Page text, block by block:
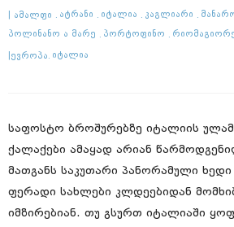
Ამალფი Ატრანი Იტალია Კაგლიარი
Პოლინანო Ა Მარე Პორტოფინო
Ევროპა Იტალია
საფოსტო ბროშურებზე იტალიის
ქალაქები ამაყად არიან
მათგანს საკუთარი პანორამული ხედი
ფერადი სახლები კლდეებიდან
იმზირებიან. თუ გსურთ იტალიაში